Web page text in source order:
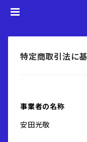
特定商取引法に
事業者の名称
安田光敬